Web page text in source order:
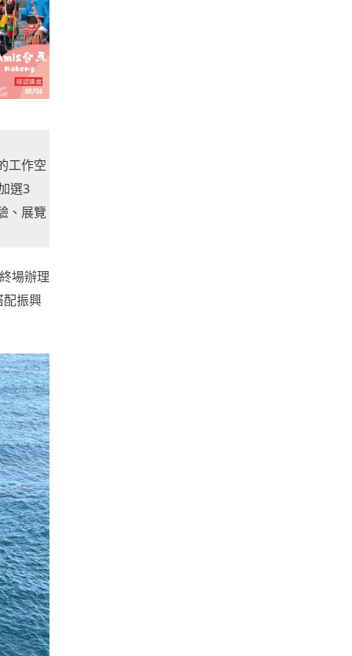
工作空
選3
、展覽
場辦理
配振興